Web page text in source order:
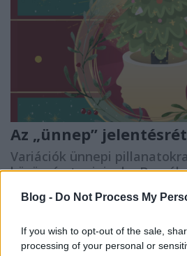
Blog - Do Not Process My
If you wish to opt-out of the sale,
processing of your personal or
Az „ünnep”
Variációk ünnepi
közösség tagjaival ~
NeuroHarmonia2020 2024. december 21.
[A teljes cikk olvasási ideje kb.